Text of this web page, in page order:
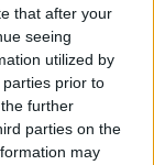
that after your
seeing
utilized by
prior to
further
parties on the
may
Member
#732950
να ζητούν